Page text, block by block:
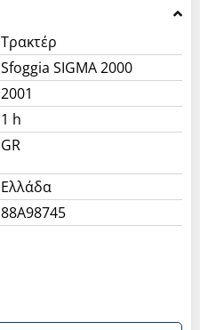
Τρακτέρ
Sfoggia SIGMA 2000
2001
1 h
GR
Ελλάδα
88A98745